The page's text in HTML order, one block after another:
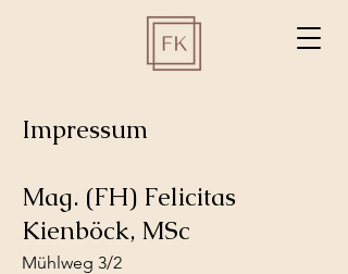
Impressum
Mag. (FH) Felicitas
Kienböck, MSc
Mühlweg 3/2